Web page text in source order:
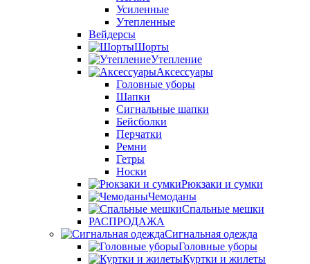
Усиленные
Утепленные
Вейдерсы
Шорты
Утепление
Аксессуары
Головные уборы
Шапки
Сигнальные шапки
Бейсболки
Перчатки
Ремни
Гетры
Носки
Рюкзаки и сумки
Чемоданы
Спальные мешки
РАСПРОДАЖА
Сигнальная одежда
Головные уборы
Куртки и жилеты